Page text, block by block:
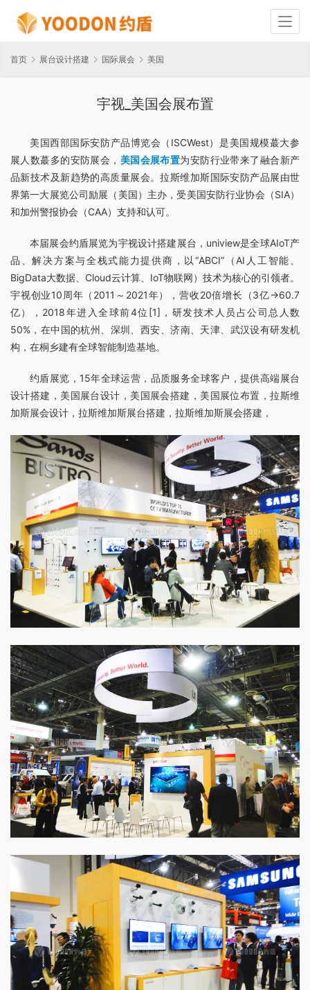
首页 展台设计搭建 国际展会 美国
宇视_美国会展布置
美国西部国际安防产品博览会（ISCWest）是美国规模蕞大参
展人数蕞多的安防展会， 美国会展布置为安防行业带来了融合新产
品新技术及新趋势的高质量展会。拉斯维加斯国际安防产品展由世
界第一大展览公司励展（美国）主办，受美国安防行业协会（SIA）
和加州警报协会（CAA）支持和认可。
本届展会约盾展览为宇视设计搭建展台，uniview是全球AIoT产
品、解决方案与全栈式能力提供商，以“ABCI”（AI人工智能、
BigData大数据、Cloud云计算、IoT物联网）技术为核心的引领者。
宇视创业10周年（2011～2021年），营收20倍增长（3亿->60.7
亿），2018年进入全球前4位[1]，研发技术人员占公司总人数
50%，在中国的杭州、深圳、西安、济南、天津、武汉设有研发机
构，在桐乡建有全球智能制造基地。
约盾展览，15年全球运营，品质服务全球客户，提供高端展台
设计搭建，美国展台设计，美国展会搭建，美国展位布置，拉斯维
加斯展会设计，拉斯维加斯展台搭建，拉斯维加斯展会搭建，